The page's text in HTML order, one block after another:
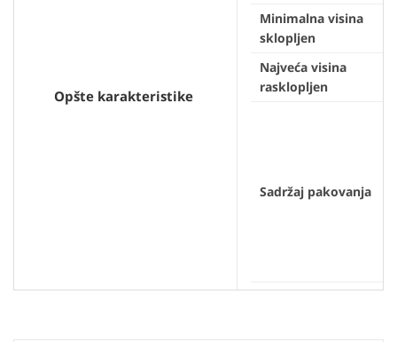
Opšte karakteristike
Minimalna visina
sklopljen
Najveća visina
rasklopljen
Sadržaj pakovanja